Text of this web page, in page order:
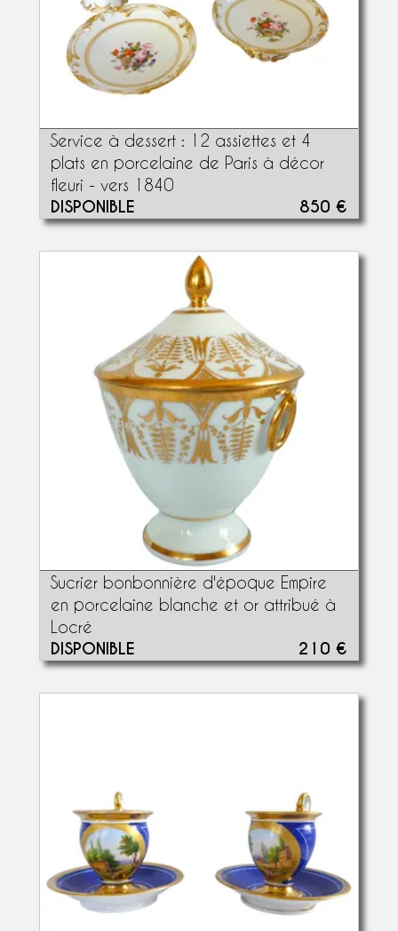
Service à dessert : 12 assiettes et 4
plats en porcelaine de Paris à décor
fleuri - vers 1840
DISPONIBLE 850 €
Sucrier bonbonnière d'époque Empire
en porcelaine blanche et or attribué à
Locré
DISPONIBLE 210 €